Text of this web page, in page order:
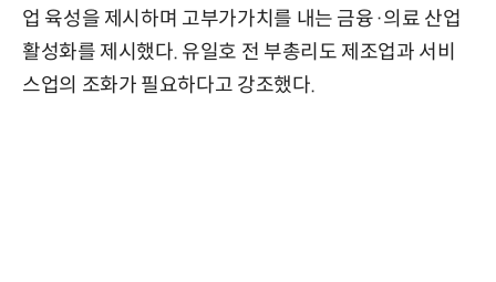
업 육성을 제시하며 고부가가치를 내는 금융·의료 산업
활성화를 제시했다. 유일호 전 부총리도 제조업과 서비
스업의 조화가 필요하다고 강조했다.